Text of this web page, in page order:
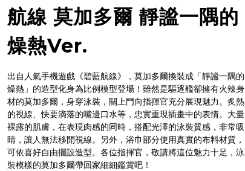
航線 莫加多爾 靜謐一隅的
燥熱Ver.
出自人氣手機遊戲《碧藍航線》，莫加多爾換裝成「靜謐一隅的
燥熱」的造型化身為比例模型登場！雖然是驅逐艦卻擁有火辣身
材的莫加多爾，身穿泳裝，關上門向指揮官充分展現魅力。炙熱
的視線、快要滴落的嘴邊口水等，忠實重現插畫中的表情。大量
裸露的肌膚，在表現肉感的同時，搭配光澤的泳裝質感，非常吸
睛，讓人無法移開視線。另外，浴巾部分使用真實的布料材質，
可依喜好自由擺設造型。各位指揮官，敬請將這位魅力十足，泳
裝模樣的莫加多爾帶回家細細鑑賞吧！